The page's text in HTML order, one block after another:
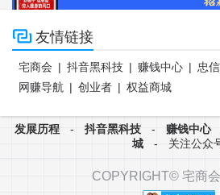
 友情链接
宅商会 | 抖音黑科技 | 赚钱中心 | 忠
网赚导航 | 创业者 | 权益商城
发展历程 - 抖音黑科技 - 赚钱中心
城
- 关注公众
COPYRIGHT© 宅商会